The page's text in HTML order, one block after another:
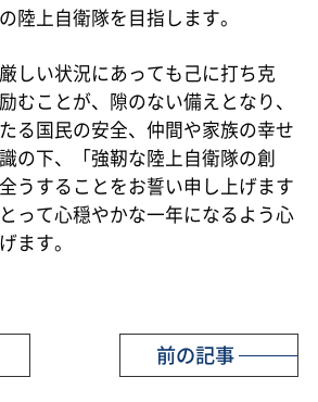
陸上自衛隊を目指します。
しい状況にあっても己に打ち克
むことが、隙のない備えとなり、
る国民の安全、仲間や家族の幸せ
の下、「強靭な陸上自衛隊の創
うすることをお誓い申し上げます
って心穏やかな一年になるよう心
ます。
前の記事